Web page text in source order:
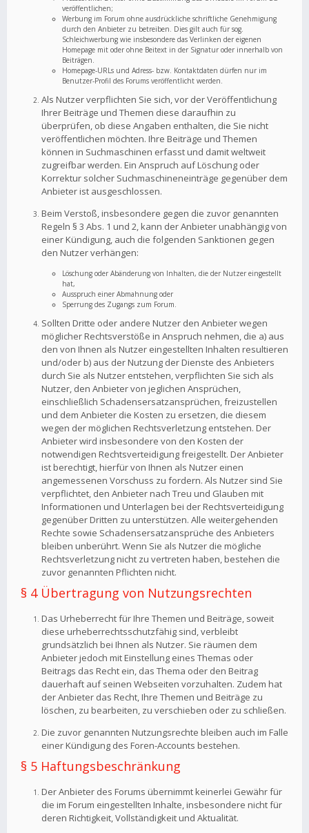
veröffentlichen;
Werbung im Forum ohne ausdrückliche schriftliche Genehmigung
durch den Anbieter zu betreiben. Dies gilt auch für sog.
Schleichwerbung wie insbesondere das Verlinken der eigenen
Homepage mit oder ohne Beitext in der Signatur oder innerhalb von
Beiträgen.
Homepage-URLs und Adress- bzw. Kontaktdaten dürfen nur im
Benutzer-Profil des Forums veröffentlicht werden.
Als Nutzer verpflichten Sie sich, vor der Veröffentlichung
Ihrer Beiträge und Themen diese daraufhin zu
überprüfen, ob diese Angaben enthalten, die Sie nicht
veröffentlichen möchten. Ihre Beiträge und Themen
können in Suchmaschinen erfasst und damit weltweit
zugreifbar werden. Ein Anspruch auf Löschung oder
Korrektur solcher Suchmaschineneinträge gegenüber dem
Anbieter ist ausgeschlossen.
Beim Verstoß, insbesondere gegen die zuvor genannten
Regeln § 3 Abs. 1 und 2, kann der Anbieter unabhängig von
einer Kündigung, auch die folgenden Sanktionen gegen
den Nutzer verhängen:
Löschung oder Abänderung von Inhalten, die der Nutzer eingestellt
hat,
Ausspruch einer Abmahnung oder
Sperrung des Zugangs zum Forum.
Sollten Dritte oder andere Nutzer den Anbieter wegen
möglicher Rechtsverstöße in Anspruch nehmen, die a) aus
den von Ihnen als Nutzer eingestellten Inhalten resultieren
und/oder b) aus der Nutzung der Dienste des Anbieters
durch Sie als Nutzer entstehen, verpflichten Sie sich als
Nutzer, den Anbieter von jeglichen Ansprüchen,
einschließlich Schadensersatzansprüchen, freizustellen
und dem Anbieter die Kosten zu ersetzen, die diesem
wegen der möglichen Rechtsverletzung entstehen. Der
Anbieter wird insbesondere von den Kosten der
notwendigen Rechtsverteidigung freigestellt. Der Anbieter
ist berechtigt, hierfür von Ihnen als Nutzer einen
angemessenen Vorschuss zu fordern. Als Nutzer sind Sie
verpflichtet, den Anbieter nach Treu und Glauben mit
Informationen und Unterlagen bei der Rechtsverteidigung
gegenüber Dritten zu unterstützen. Alle weitergehenden
Rechte sowie Schadensersatzansprüche des Anbieters
bleiben unberührt. Wenn Sie als Nutzer die mögliche
Rechtsverletzung nicht zu vertreten haben, bestehen die
zuvor genannten Pflichten nicht.
§ 4 Übertragung von Nutzungsrechten
Das Urheberrecht für Ihre Themen und Beiträge, soweit
diese urheberrechtsschutzfähig sind, verbleibt
grundsätzlich bei Ihnen als Nutzer. Sie räumen dem
Anbieter jedoch mit Einstellung eines Themas oder
Beitrags das Recht ein, das Thema oder den Beitrag
dauerhaft auf seinen Webseiten vorzuhalten. Zudem hat
der Anbieter das Recht, Ihre Themen und Beiträge zu
löschen, zu bearbeiten, zu verschieben oder zu schließen.
Die zuvor genannten Nutzungsrechte bleiben auch im Falle
einer Kündigung des Foren-Accounts bestehen.
§ 5 Haftungsbeschränkung
Der Anbieter des Forums übernimmt keinerlei Gewähr für
die im Forum eingestellten Inhalte, insbesondere nicht für
deren Richtigkeit, Vollständigkeit und Aktualität.